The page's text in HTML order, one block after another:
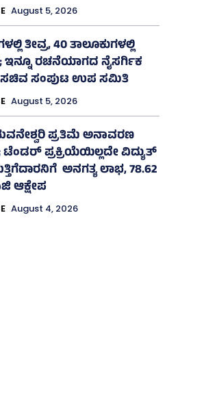
August 5, 2026
ತೀವ್ರ, 40 ತಾಲೂಕುಗಳಲ್ಲಿ
ರಚನೆಯಾಗದ ನೈಸರ್ಗಿಕ
ಸಂಪುಟ ಉಪ ಸಮಿತಿ
August 5, 2026
ಪ್ರತಿಮೆ ಅನಾವರಣ
ಪ್ರಕ್ರಿಯೆಯಿಲ್ಲದೇ ವಿದ್ಯುತ್‌
ಅನಗತ್ಯ ಲಾಭ, 78.62
ಆಕ್ಷೇಪ
August 4, 2026